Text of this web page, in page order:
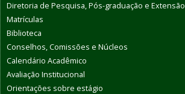
Diretoria de Pesquisa, Pós-graduação e Extensão
Matrículas
Biblioteca
Conselhos, Comissões e Núcleos
Calendário Acadêmico
Avaliação Institucional
Orientações sobre estágio